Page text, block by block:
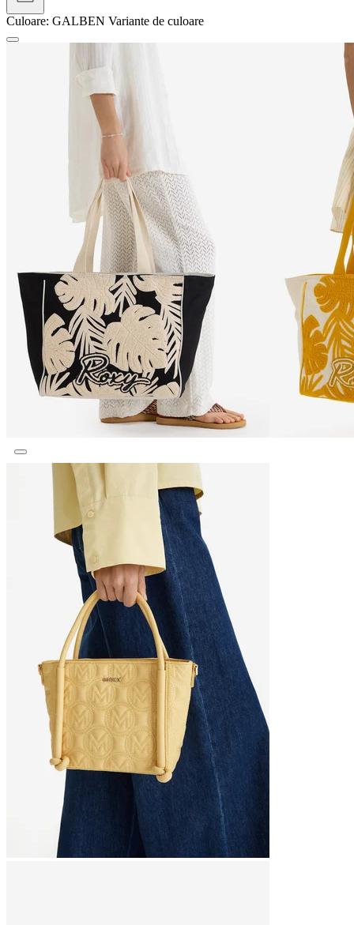
Culoare: GALBEN Variante de culoare